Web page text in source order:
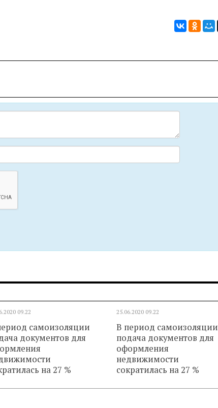
09.22
самоизоляции
документов для
на 27 %
25.06.2020 09.22
В период самоизоляции
подача документов для
оформления
недвижимости
сократилась на 27 %